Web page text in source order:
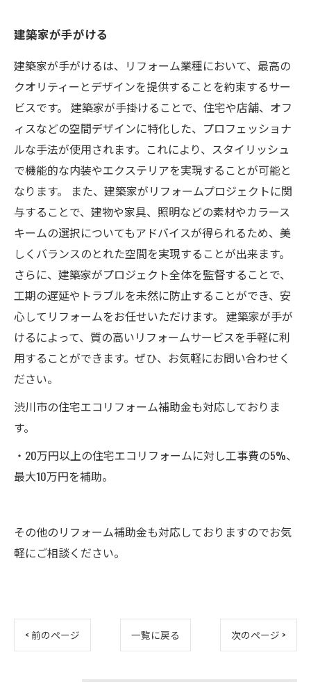
建築家が手がける
建築家が手がけるは、リフォーム業種において、最高の
クオリティーとデザインを提供することを約束するサー
ビスです。 建築家が手掛けることで、住宅や店舗、オフ
ィスなどの空間デザインに特化した、プロフェッショナ
ルな手法が使用されます。これにより、スタイリッシュ
で機能的な内装やエクステリアを実現することが可能と
なります。 また、建築家がリフォームプロジェクトに関
与することで、建物や家具、照明などの素材やカラース
キームの選択についてもアドバイスが得られるため、美
しくバランスのとれた空間を実現することが出来ます。
さらに、建築家がプロジェクト全体を監督することで、
工期の遅延やトラブルを未然に防止することができ、安
心してリフォームをお任せいただけます。 建築家が手が
けるによって、質の高いリフォームサービスを手軽に利
用することができます。ぜひ、お気軽にお問い合わせく
ださい。
渋川市の住宅エコリフォーム補助金も対応しておりま
す。
・20万円以上の住宅エコリフォームに対し工事費の5%、
最大10万円を補助。
その他のリフォーム補助金も対応しておりますのでお気
軽にご相談ください。
< 前のページ 一覧に戻る 次のページ >